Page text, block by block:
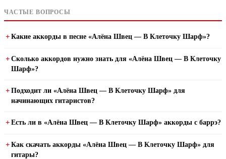
ЧАСТЫЕ ВОПРОСЫ
Какие аккорды в песне «Алёна Швец — В Клеточку Шарф»?
Сколько аккордов нужно знать для «Алёна Швец — В Клеточку
Шарф»?
Подходит ли «Алёна Швец — В Клеточку Шарф» для
начинающих гитаристов?
Есть ли в «Алёна Швец — В Клеточку Шарф» аккорды с баррэ?
Как скачать аккорды «Алёна Швец — В Клеточку Шарф» для
гитары?